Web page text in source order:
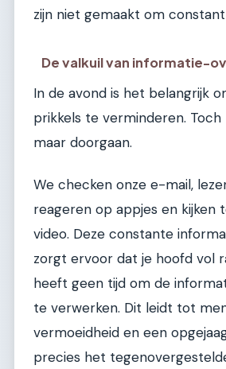
zijn niet gemaakt om
De valkuil van informatie-
In de avond is het belangrijk
prikkels te verminderen. Toch
maar doorgaan.
We checken onze e-mail,
reageren op appjes en kijken
video. Deze constante
zorgt ervoor dat je hoofd vol
heeft geen tijd om de
te verwerken. Dit leidt tot
vermoeidheid en een
precies het